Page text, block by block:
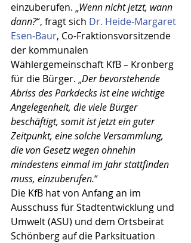
einzuberufen. „Wenn nicht jetzt, wann
dann?“, fragt sich Dr. Heide-Margaret
Esen-Baur, Co-Fraktionsvorsitzende
der kommunalen
Wählergemeinschaft KfB – Kronberg
für die Bürger. „Der bevorstehende
Abriss des Parkdecks ist eine wichtige
Angelegenheit, die viele Bürger
beschäftigt, somit ist jetzt ein guter
Zeitpunkt, eine solche Versammlung,
die von Gesetz wegen ohnehin
mindestens einmal im Jahr stattfinden
muss, einzuberufen.“
Die KfB hat von Anfang an im
Ausschuss für Stadtentwicklung und
Umwelt (ASU) und dem Ortsbeirat
Schönberg auf die Parksituation